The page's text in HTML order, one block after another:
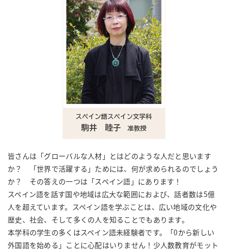
皆さんは「グローバルな人材」とはどのような人だと思います
か？ 「世界で活躍する」ためには、何が求められるのでしょう
か？ その答えの一つは「スペイン語」にあります！
スペイン語を話す国や地域は広大な範囲におよび、話者数は5億
人を超えています。スペイン語を学ぶことは、広い地域の文化や
歴史、社会、そして多くの人を知ることでもあります。
本学科の学生の多くはスペイン語未経験者です。「0から新しい
外国語を始める」ことに心配はいりません！少人数教育がモット